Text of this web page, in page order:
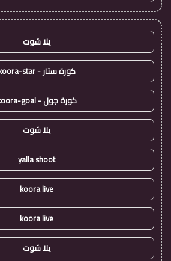
يلا شوت
كورة ستار - koora-star
كورة جول - koora-goal
يلا شوت
yalla shoot
koora live
koora live
يلا شوت